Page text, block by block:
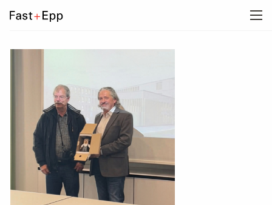
UNTERNEHMEN
PORTFOLIO
NEWS
KARRIERE